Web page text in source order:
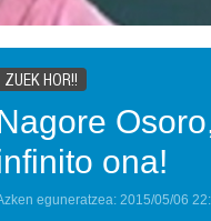
ZUEK HOR!!
ona!
eguneratzea: 2015/05/06